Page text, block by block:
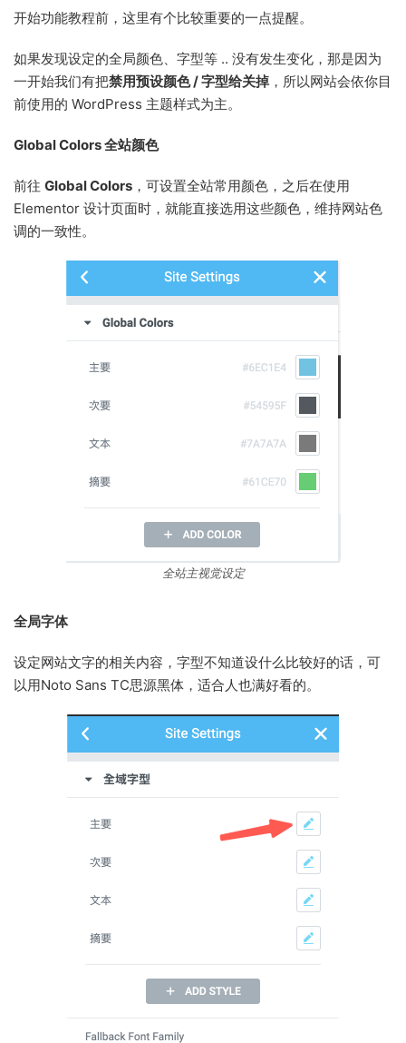
开始功能教程前，这里有个比较重要的一点提醒。
如果发现设定的全局颜色、字型等 .. 没有发生变化，那是因为
一开始我们有把禁用预设颜色 / 字型给关掉 ，所以网站会依你目
前使用的 WordPress 主题样式为主。
Global Colors 全站颜色
前往 Global Colors ，可设置全站常用颜色，之后在使用
Elementor 设计页面时，就能直接选用这些颜色，维持网站色
调的一致性。
全站主视觉设定
全局字体
设定网站文字的相关内容，字型不知道设什么比较好的话，可
以用Noto Sans TC思源黑体，适合人也满好看的。